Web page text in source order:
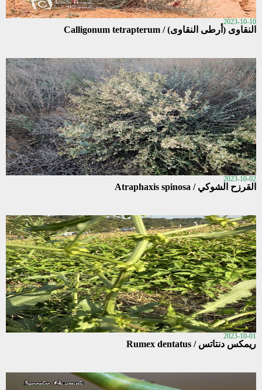
2023-10-10
النقاوى (أرطى النقاوى) / Calligonum tetrapterum
2023-10-02
القرزح الشوكي / Atraphaxis spinosa
2023-10-01
ريمكس دنتاتس / Rumex dentatus